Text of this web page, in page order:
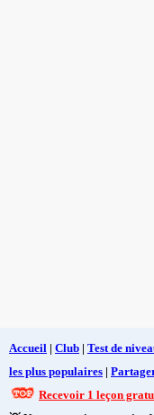
Accueil | Club | Test de
les plus populaires |
Recevoir 1 leçon